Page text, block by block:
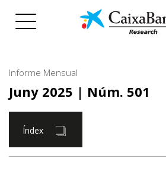
Informe Mensual
Juny 2025 | Núm. 501
Índex